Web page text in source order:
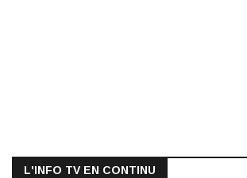
L'INFO TV EN CONTINU